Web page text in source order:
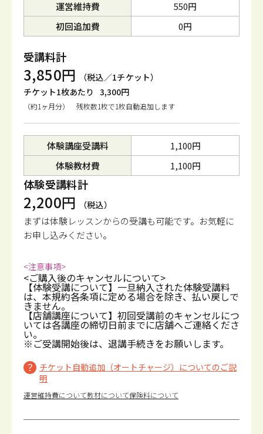
運営維持費
550円
初回追加費
0円
受講料計
3,850円
（税込／1チケット）
チケット1枚あたり 3,300円
（約1ヶ月分） 残枚数1枚で1枚自動追加します
体験講座受講料
1,100円
体験教材費
1,100円
体験受講料計
2,200円 （税込）
まずは体験レッスンからの受講も可能です。 お気軽に
お申し込みください。
<注意事項>
<ご購入後のキャンセルについて>
【体験受講について】一旦納入された体験受講料
は、本規約各条項に定める場合を除き、払い戻しで
きません。
【店舗講座について】初回受講前のキャンセルにつ
いては各講座の締切日前までに店舗へご連絡くださ
い。
※ご受講開始後は、退講手続きをお願いします。
チケット自動追加（オートチャージ）についてのご説
明
運営維持費について教材について保険料について